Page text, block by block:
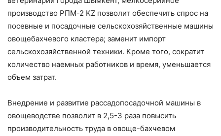
производство РПМ-2 KZ позволит обеспечить спрос на
посевные и посадочные сельскохозяйственные машины
овощебахчевого кластера; заменит импорт
сельскохозяйственной техники. Кроме того, сократит
количество наемных работников и время, уменьшается
объем затрат.
Внедрение и развитие рассадопосадочной машины в
овощеводстве позволит в 2,5-3 раза повысить
производительность труда в овоще-бахчевом